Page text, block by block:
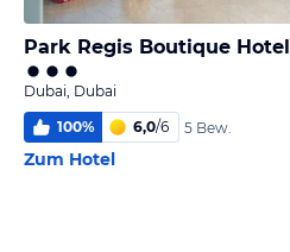
Park Regis Boutique Hotel
Dubai, Dubai
100% 6,0/6 5 Bew.
Zum Hotel